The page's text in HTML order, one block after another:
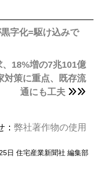
字化=駆け込みで
18%増の7兆101億
対策に重点、既存流
通にも工夫
弊社著作物の使用
日 住宅産業新聞社 編集部